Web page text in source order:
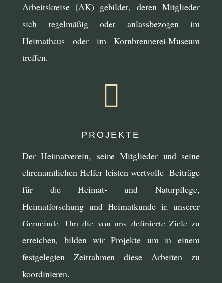
Arbeitskreise (AK) gebildet, deren Mitglieder
sich regelmäßig oder anlassbezogen im
Heimathaus oder im Kornbrennerei-Museum
treffen.

PROJEKTE
Der Heimatverein, seine Mitglieder und seine
ehrenamtlichen Helfer leisten wertvolle Beiträge
für die Heimat- und Naturpflege,
Heimatforschung und Heimatkunde in unserer
Gemeinde. Um die von uns definierte Ziele zu
erreichen, bilden wir Projekte um in einem
festgelegten Zeitrahmen diese Arbeiten zu
koordinieren.